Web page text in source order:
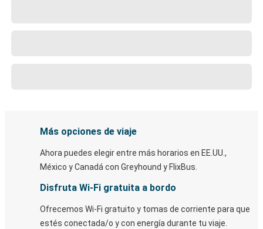
Más opciones de viaje
Ahora puedes elegir entre más horarios en EE.UU.,
México y Canadá con Greyhound y FlixBus.
Disfruta Wi-Fi gratuita a bordo
Ofrecemos Wi-Fi gratuito y tomas de corriente para que
estés conectada/o y con energía durante tu viaje.